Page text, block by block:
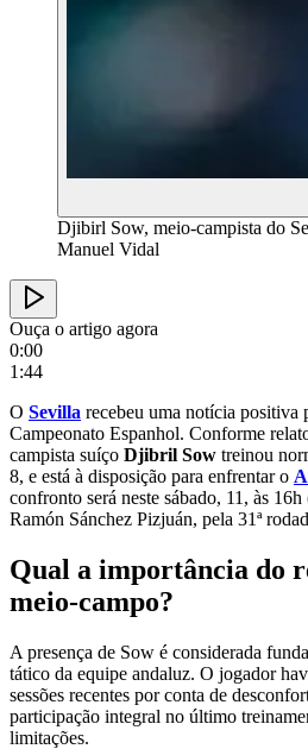
Djibirl Sow, meio-campista do
Manuel Vidal
Ouça o artigo agora
0:00
1:44
O Sevilla recebeu uma notícia positiva
Campeonato Espanhol. Conforme
campista suíço Djibril Sow treinou
8, e está à disposição para enfrentar o
confronto será neste sábado, 11, às
Ramón Sánchez Pizjuán, pela 31ª
Qual a importância do
meio-campo?
A presença de Sow é considerada
tático da equipe andaluz. O jogador
sessões recentes por conta de
participação integral no último
limitações.